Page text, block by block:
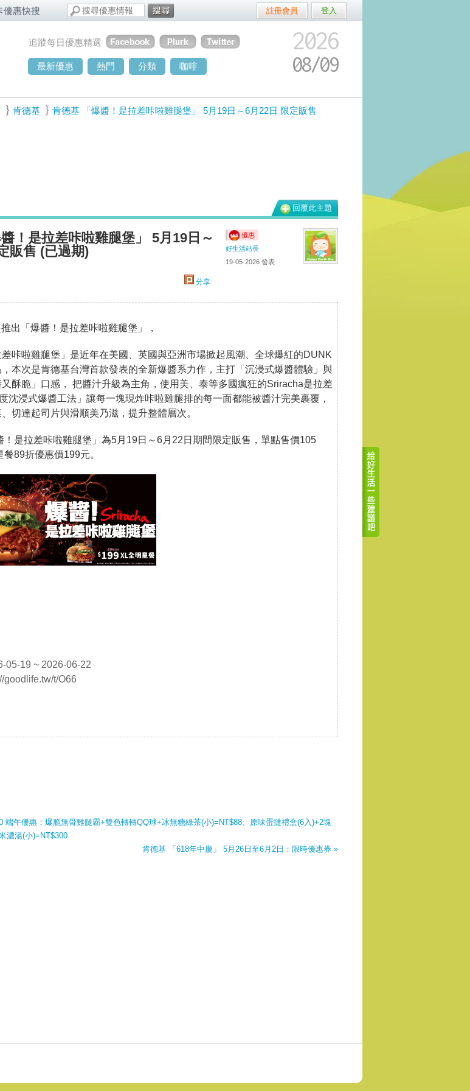
優惠快搜 註冊會員 登入
追蹤每日優惠精選 2026
08/09
最新優惠 熱門 分類 咖啡
肯德基 肯德基 「爆醬！是拉差咔啦雞腿堡」 5月19日～6月22日 限定販售
回覆此主題
！是拉差咔啦雞腿堡」 5月19日～
販售 (已過期)
優惠
好生活站長
19-05-2026 發表
分享
出「爆醬！是拉差咔啦雞腿堡」，
差咔啦雞腿堡」是近年在美國、英國與亞洲市場掀起風潮、全球爆紅的DUNK
本次是肯德基台灣首款發表的全新爆醬系力作，主打「沉浸式爆醬體驗」與
酥脆」口感， 把醬汁升級為主角，使用美、泰等多國瘋狂的Sriracha是拉差
沈浸式爆醬工法」讓每一塊現炸咔啦雞腿排的每一面都能被醬汁完美裹覆，
切達起司片與滑順美乃滋，提升整體層次。
！是拉差咔啦雞腿堡」為5月19日～6月22日期間限定販售，單點售價105
89折優惠價199元。
05-19 ~ 2026-06-22
goodlife.tw/t/O66
端午優惠：爆脆無骨雞腿霸+雙色轉轉QQ球+冰無糖綠茶(小)=NT$88、原味蛋撻禮盒(6入)+2塊
濃湯(小)=NT$300
肯德基 「618年中慶」 5月26日至6月2日：限時優惠券 »